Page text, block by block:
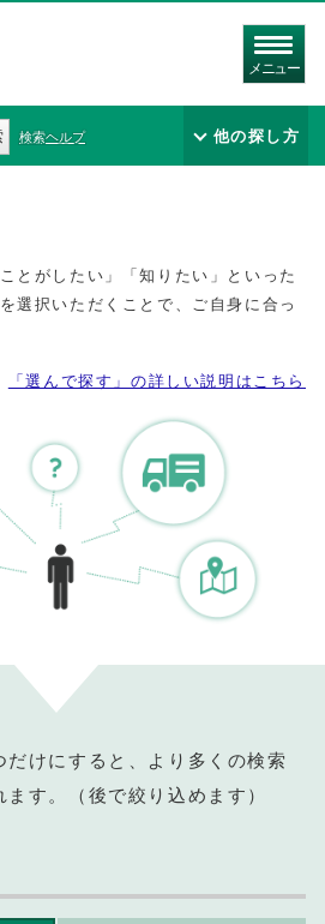
メニュー
検索ヘルプ 他の探し方
とがしたい」「知りたい」といった
選択いただくことで、ご自身に合っ
「選んで探す」の詳しい説明はこちら
だけにすると、より多くの検索
す。（後で絞り込めます）